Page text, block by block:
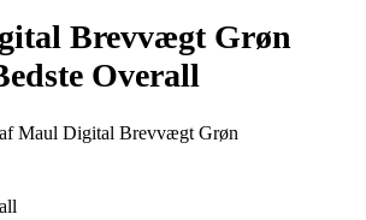
Brevvægt Grøn
Overall